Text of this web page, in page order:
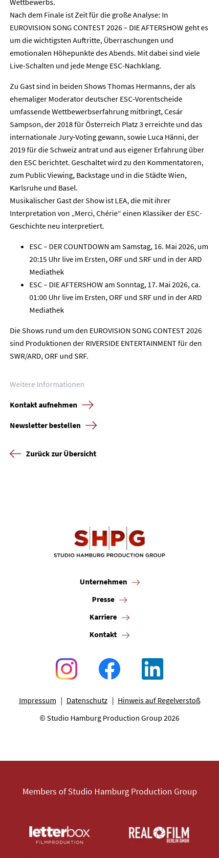
Wettbewerbs.
Nach dem Finale ist Zeit für die große Analyse: In
EUROVISION SONG CONTEST 2026 – DIE AFTERSHOW geht es
um die wichtigsten Auftritte, Überraschungen und
emotionalen Höhepunkte des Abends. Mit dabei sind viele
Live-Schalten und jede Menge ESC-Nachklang.
Zu Gast sind in beiden Shows Thomas Hermanns, der als
ehemaliger Moderator deutscher ESC-Vorentscheide
umfassende Wettbewerbserfahrung mitbringt, Cesár
Sampson, der 2018 für Österreich Platz 3 erreichte und das
internationale Jury-Voting gewann, sowie Luca Hänni, der
2019 für die Schweiz antrat und aus eigener Erfahrung über
den ESC berichtet. Geschaltet wird zu den Kommentatoren,
zum Public Viewing, Backstage und in die Städte Wien,
Karlsruhe und Basel.
Musikalischer Gast der Show ist LEA, die mit ihrer
Interpretation von „Merci, Chérie“ einen Klassiker der ESC-
Geschichte neu interpretiert.
ESC – DER COUNTDOWN am Samstag, 16. Mai 2026, um
20:15 Uhr live im Ersten, ORF und SRF und in der ARD
Mediathek
ESC – DIE AFTERSHOW am Sonntag, 17. Mai 2026, ca.
01:00 Uhr live im Ersten, ORF und SRF und in der ARD
Mediathek
Die Shows rund um den EUROVISION SONG CONTEST 2026
sind Produktionen der RIVERSIDE ENTERTAINMENT für den
SWR/ARD, ORF und SRF.
Weitere Informationen
Kontakt aufnehmen
Newsletter bestellen
Zurück zur Übersicht
Unternehmen
Presse
Karriere
Kontakt
Impressum Datenschutz
Hinweis auf Regelverstoß
© Studio Hamburg Production Group 2026
Members of Studio Hamburg Production Group
Home
Unternehmen
Presse
Karriere
Kontakt
Newsletter Datenschutz Impressum